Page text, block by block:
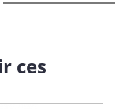
ces